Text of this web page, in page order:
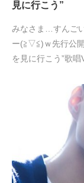
見に行こう”
みなさま…すんご
ー(≧▽≦)ｗ先行公
を見に行こう”歌唱